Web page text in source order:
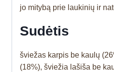
jo mitybą prie laukinių ir
Sudėtis
šviežas karpis be kaulų
(18%), šviežia lašiša be